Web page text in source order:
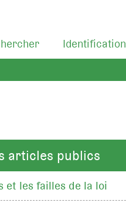
Identification
articles publics
et les failles de la loi